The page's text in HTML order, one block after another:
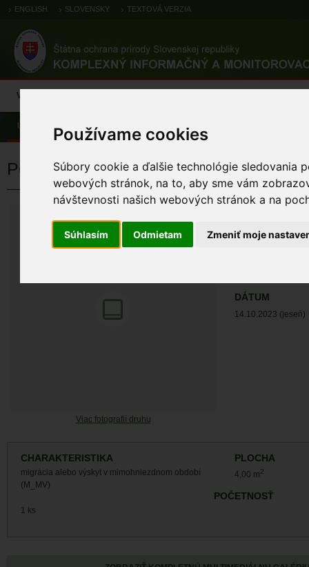
Používame cookies
Súbory cookie a ďalšie technológie sledovania
webových stránok, na to, aby sme vám
návštevnosti našich webových stránok a na
Súhlasím Odmietam Zmeniť moje
ENGLISH SLOVENSKY TEXTOVÁ VERZIA
Výsledky monitoringu
Úvod Pozorovania a výskytové dáta
Potápka hnedá (malá)
Viac fotografií druhu
DÁTUM
14.10.2023 (jeseň)
CHARAKTERISTIKA
migrácia alebo výskyt v mimohniezdnom období
(M_MV)
PLOCHA
4,00 m2
POČETNOSŤ
1 ks